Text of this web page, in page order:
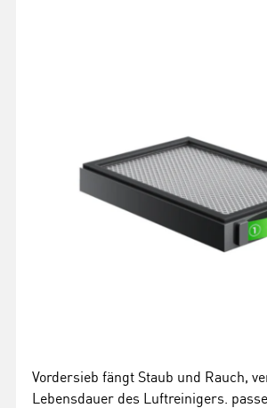
Vordersieb fängt Staub und Rauch,
Lebensdauer des Luftreinigers.